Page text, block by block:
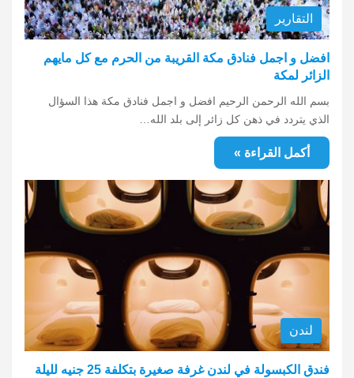
التقارير
افضل و اجمل فنادق مكة القريبة من الحرم مع كل مايهم
الزائر لمكة
بسم الله الرحمن الرحيم افضل و اجمل فنادق مكة هذا السؤال
الذي يتردد في ذهن كل زائر إلى بلد الله…
أكمل القراءة »
لندن
فندق الكبسولة في لندن غرفة صغيرة بتكلفة 25 جنيه لليلة